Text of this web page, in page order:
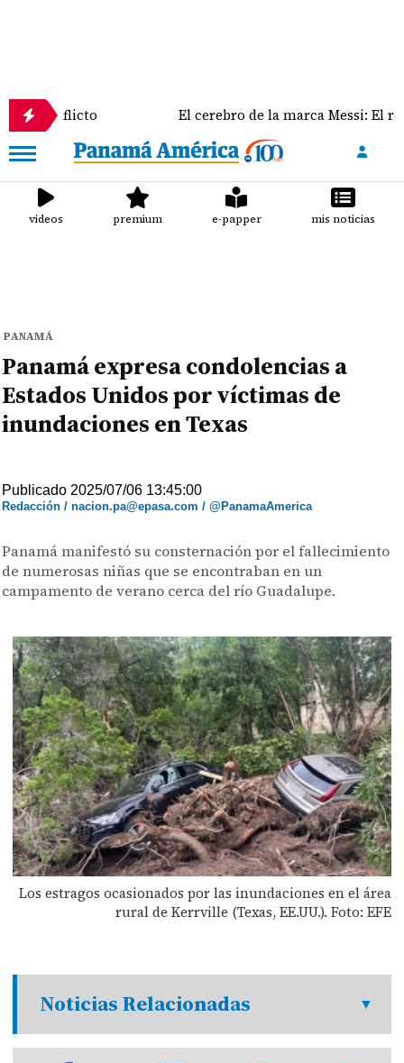
El cerebro de la marca Messi: El rol clave
videos premium e-papper mis noticias
PANAMÁ
Panamá expresa condolencias a
Estados Unidos por víctimas de
inundaciones en Texas
Publicado 2025/07/06 13:45:00
Redacción / nacion.pa@epasa.com / @PanamaAmerica
Panamá manifestó su consternación por el fallecimiento
de numerosas niñas que se encontraban en un
campamento de verano cerca del río Guadalupe.
Los estragos ocasionados por las inundaciones en el área
rural de Kerrville (Texas, EE.UU.). Foto: EFE
Noticias Relacionadas